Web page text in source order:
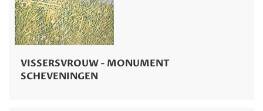
VISSERSVROUW - MONUMENT
SCHEVENINGEN